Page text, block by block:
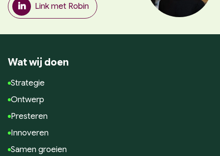
Link met Robin
Wat wij doen
Strategie
Ontwerp
Presteren
Innoveren
Samen groeien